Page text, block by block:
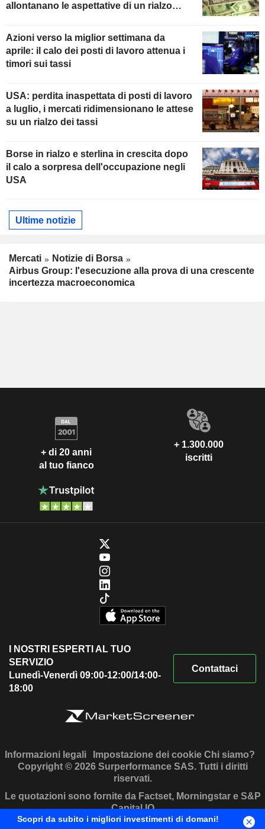
allontanano le aspettative di un rialzo
Azioni verso la miglior settimana da
aprile: il calo dei posti di lavoro attenua i
timori sui tassi
USA: perdita inaspettata di posti di lavoro
a luglio, i mercati ridimensionano le attese
su un rialzo dei tassi
Borse in rialzo e sterlina in crescita dopo
il calo a sorpresa dell'occupazione negli
USA
Ultime notizie
Mercati
Notizie di Borsa
Airbus Group: l'esecuzione alla prova di una crescente
incertezza macroeconomica
+ di 20 anni
al tuo fianco
+ 1.300.000
iscritti
I NOSTRI ESPERTI AL TUO
SERVIZIO
Lunedì-Venerdì 09:00-12:00/14:00-
18:00
Contattaci
Informazioni legali Impostazione dei cookie Chi siamo?
Copyright © 2026 Surperformance SAS. Tutti i diritti
riservati.
Le quotazioni sono fornite da Factset, Morningstar e S&P
Capital IQ
Scopri da subito i migliori investimenti di domani!